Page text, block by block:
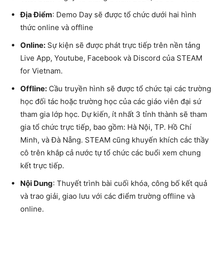
Địa Điểm: Demo Day sẽ được tổ chức dưới hai hình
thức online và offline
Online: Sự kiện sẽ được phát trực tiếp trên nền tảng
Live App, Youtube, Facebook và Discord của STEAM
for Vietnam.
Offline: Cầu truyền hình sẽ được tổ chức tại các trường
học đối tác hoặc trường học của các giáo viên đại sứ
tham gia lớp học. Dự kiến, ít nhất 3 tỉnh thành sẽ tham
gia tổ chức trực tiếp, bao gồm: Hà Nội, TP. Hồ Chí
Minh, và Đà Nẵng. STEAM cũng khuyến khích các thầy
cô trên khắp cả nước tự tổ chức các buổi xem chung
kết trực tiếp.
Nội Dung: Thuyết trình bài cuối khóa, công bố kết quả
và trao giải, giao lưu với các điểm trường offline và
online.